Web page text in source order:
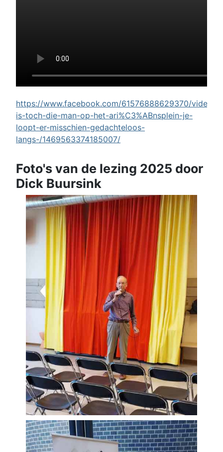
https://www.facebook.com/61576888629370/videos/
is-toch-die-man-op-het-ari%C3%ABnsplein-je-
loopt-er-misschien-gedachteloos-
langs-/1469563374185007/
Foto's van de lezing 2025 door
Dick Buursink